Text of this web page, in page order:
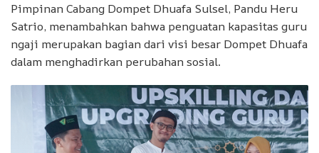
Pimpinan Cabang Dompet Dhuafa Sulsel, Pandu Heru
Satrio, menambahkan bahwa penguatan kapasitas guru
ngaji merupakan bagian dari visi besar Dompet Dhuafa
dalam menghadirkan perubahan sosial.